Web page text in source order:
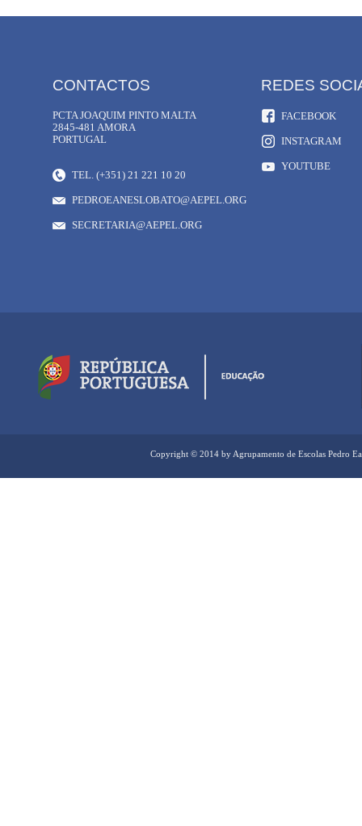
TEL. (+351) 21 221 10 20
PEDROEANESLOBATO@AEPEL.ORG
SECRETARIA@AEPEL.ORG
FACEBOOK
INSTAGRAM
YOUTUBE
CONTACTOS
PCTA JOAQUIM PINTO MALTA
2845-481 AMORA
PORTUGAL
REDES
Copyright © 2014 by Agrupamento de Escolas Pedro